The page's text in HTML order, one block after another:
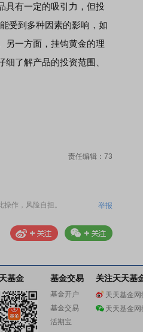
具有一定的吸引力，但投
受到多种因素的影响，如
另一方面，挂钩黄金的理
了解产品的投资范围、
责任编辑：73
作，风险自担。 举报
基金 基金交易
基金开户
基金交易
活期宝
关注天天基
天天基金网
天天基金网